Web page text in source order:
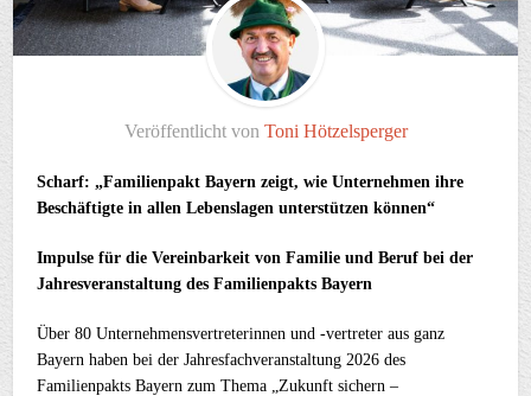
Veröffentlicht von Toni Hötzelsperger
Scharf: „Familienpakt Bayern zeigt, wie Unternehmen ihre
Beschäftigte in allen Lebenslagen unterstützen können“
Impulse für die Vereinbarkeit von Familie und Beruf bei der
Jahresveranstaltung des Familienpakts Bayern
Über 80 Unternehmensvertreterinnen und -vertreter aus ganz
Bayern haben bei der Jahresfachveranstaltung 2026 des
Familienpakts Bayern zum Thema
„Zukunft sichern –